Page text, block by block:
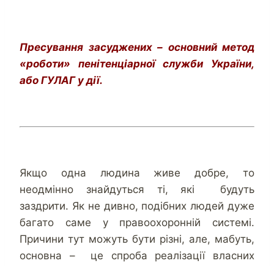
Пресування засуджених – основний метод
«роботи» пенітенціарної служби України,
або ГУЛАГ у дії.
Якщо одна людина живе добре, то
неодмінно знайдуться ті, які будуть
заздрити. Як не дивно, подібних людей дуже
багато саме у правоохоронній системі.
Причини тут можуть бути різні, але, мабуть,
основна – це спроба реалізації власних